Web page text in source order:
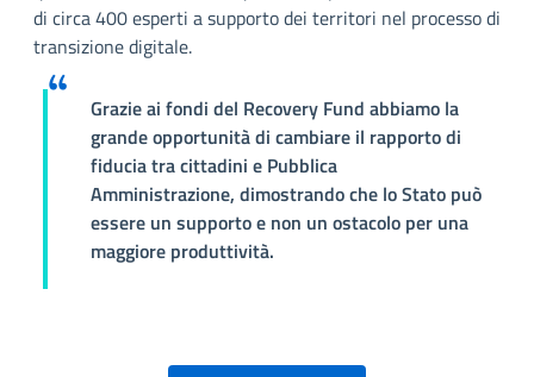
di circa 400 esperti a supporto dei territori nel processo di
transizione digitale.
Grazie ai fondi del Recovery Fund abbiamo la
grande opportunità di cambiare il rapporto di
fiducia tra cittadini e Pubblica
Amministrazione, dimostrando che lo Stato può
essere un supporto e non un ostacolo per una
maggiore produttività.